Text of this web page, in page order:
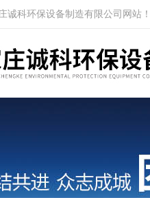
诚科环保设备制造有限公司网站